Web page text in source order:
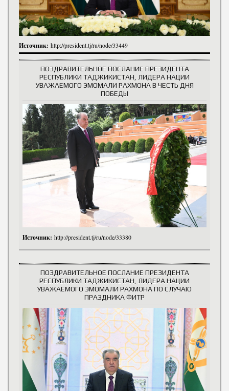
Источник: http://president.tj/ru/node/33449
ПОЗДРАВИТЕЛЬНОЕ ПОСЛАНИЕ ПРЕЗИДЕНТА
РЕСПУБЛИКИ ТАДЖИКИСТАН, ЛИДЕРА НАЦИИ
УВАЖАЕМОГО ЭМОМАЛИ РАХМОНА В ЧЕСТЬ ДНЯ
ПОБЕДЫ
Источник: http://president.tj/ru/node/33380
ПОЗДРАВИТЕЛЬНОЕ ПОСЛАНИЕ ПРЕЗИДЕНТА
РЕСПУБЛИКИ ТАДЖИКИСТАН, ЛИДЕРА НАЦИИ
УВАЖАЕМОГО ЭМОМАЛИ РАХМОНА ПО СЛУЧАЮ
ПРАЗДНИКА ФИТР